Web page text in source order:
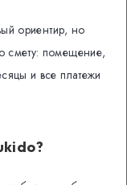
ориентир, но
смету: помещение,
и все платежи